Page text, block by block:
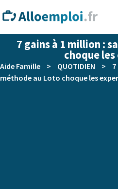
7 gains à 1 million :
choque
Aide Famille > QUOTIDIEN >
méthode au Loto choque les